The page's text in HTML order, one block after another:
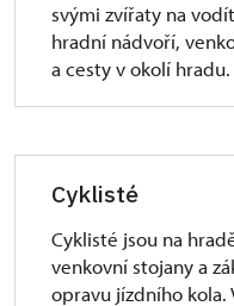
svými zvířaty na
hradní nádvoří,
a cesty v okolí hradu.
Cyklisté
Cyklisté jsou na
venkovní stojany a
opravu jízdního